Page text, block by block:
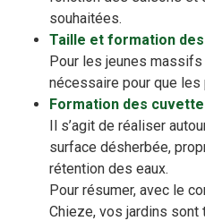
souhaitées.
Taille et formation
Pour les jeunes
nécessaire pour que
Formation des
Il s’agit de réaliser
surface désherbée,
rétention des eaux.
Pour résumer, avec le
Chieze, vos jardins sont